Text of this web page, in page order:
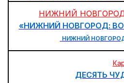
НИЖНИЙ
«НИЖНИЙ НОВГОРОД:
НИЖНИЙ
ДЕСЯТЬ